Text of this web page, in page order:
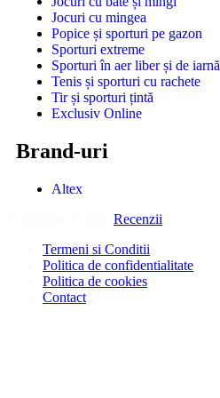
Jocuri cu mingea
Popice și sporturi pe gazon
Sporturi extreme
Sporturi în aer liber și de iarnă
Tenis și sporturi cu rachete
Tir și sporturi țintă
Exclusiv Online
Brand-uri
Altex
Recenzii
Termeni si Conditii
Politica de confidentialitate
Politica de cookies
Contact